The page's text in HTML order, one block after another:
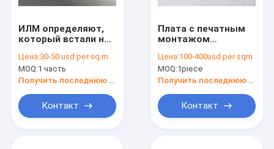
ИЛМ определяют,
который встали на
платами с
печатным
монтажом толщину
ОЗ
Цена:30-50 usd per sq.m
MOQ:1 часть
Получить последнюю цену
Контакт
Плата с печатным
монтажом
разнослоистую
фабрику ФР4 1.5ММ
дизайна доски ПКБ
Цена:100-400usd per sqm
MOQ:1piece
Получить последнюю цену
Контакт